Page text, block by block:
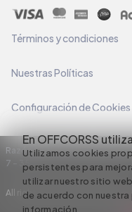
En OFFCORSS
Utilizamos cookies
persistentes para
utilizar nuestro sitio
de acuerdo con
información
Términos y condiciones
Nuestras Políticas
Configuración de Cookies
Razón Social: C.I HERMECO
7 – 35
All rights reserved empowered